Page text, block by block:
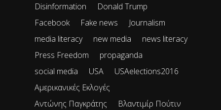
Disinformation
Donald Trump
Facebook
Fake news
Journalism
media literacy
new media
news literacy
Press Freedom
propaganda
social media
USA
USAelections2016
Αμερικανικές Εκλογές
Αντώνης Παγκράτης
Βλαντιμίρ Πούτιν